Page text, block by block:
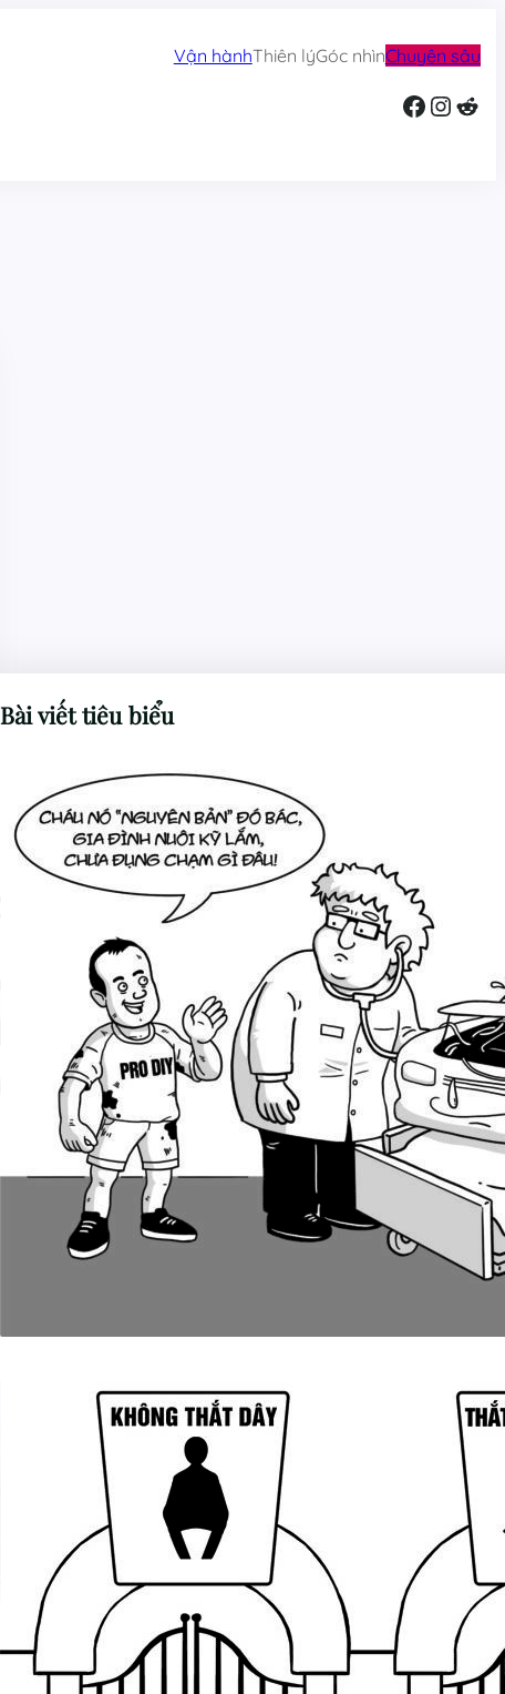
Vận hànhThiên lýGóc nhìnChuyên sâu
Facebook InstagramReddit
Bài viết tiêu biểu